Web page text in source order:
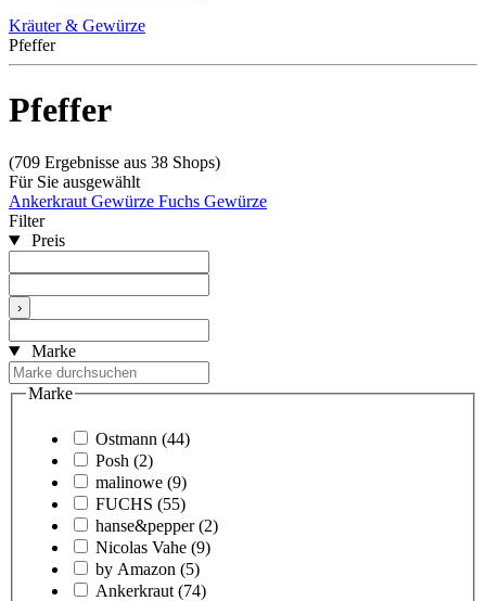
Kräuter & Gewürze
Pfeffer
Pfeffer
(709 Ergebnisse aus 38 Shops)
Für Sie ausgewählt
Ankerkraut Gewürze Fuchs Gewürze
Filter
Preis
›
Marke
Marke
Ostmann (44)
Posh (2)
malinowe (9)
FUCHS (55)
hanse&pepper (2)
Nicolas Vahe (9)
by Amazon (5)
Ankerkraut (74)